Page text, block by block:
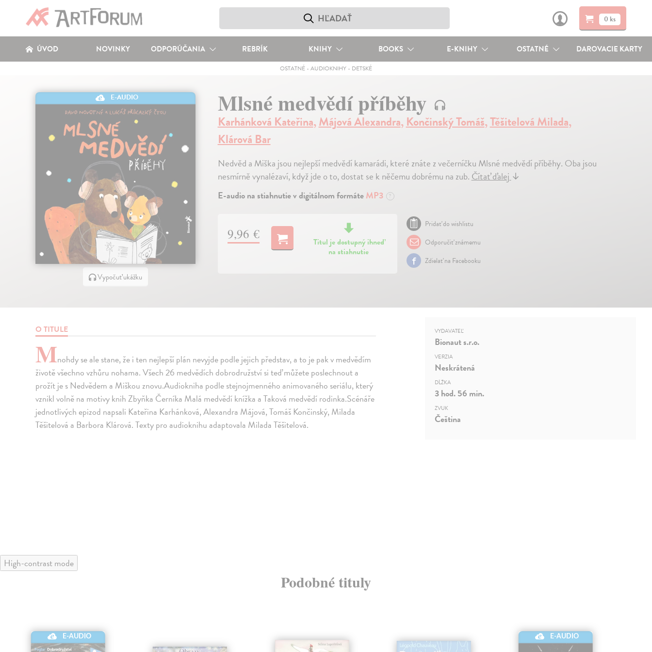
0 ks
ÚVOD NOVINKY ODPORÚČANIA REBRÍK KNIHY BOOKS E-KNIHY OSTATNÉ DAROVACIE KARTY
OSTATNÉ- AUDIOKNIHY- DETSKÉ
E-AUDIO
Vypočuť ukážku
Mlsné medvědí příběhy
Karhánková Kateřina,Májová Alexandra,Končinský Tomáš,Těšitelová Milada,
Klárová Bar
Nedvěd a Miška jsou nejlepší medvědí kamarádi, které znáte z večerníčku Mlsné medvědí příběhy. Oba jsou
nesmírně vynalézaví, když jde o to, dostat se k něčemu dobrému na zub.Čítať ďalej↓
E-audio na stiahnutie v digitálnom formáteMP3 ?
9,96 €
Titul je dostupný ihneď
na stiahnutie
Pridať do wishlistu
Odporučiť známemu
Zdielať na Facebooku
O TITULE
Mnohdy se ale stane, že i ten nejlepší plán nevyjde podle jejich představ, a to je pak v medvědím
životě všechno vzhůru nohama. Všech 26 medvědích dobrodružství si teď můžete poslechnout a
prožít je s Nedvědem a Miškou znovu.Audiokniha podle stejnojmenného animovaného seriálu, který
vznikl volně na motivy knih Zbyňka Černíka Malá medvědí knížka a Taková medvědí rodinka.Scénáře
jednotlivých epizod napsali Kateřina Karhánková, Alexandra Májová, Tomáš Končinský, Milada
Těšitelová a Barbora Klárová. Texty pro audioknihu adaptovala Milada Těšitelová.
VYDAVATEĽ
Bionaut s.r.o.
VERZIA
Neskrátená
DĹŽKA
3 hod. 56 min.
ZVUK
Čeština
High-contrast mode
Podobné tituly
E-AUDIO E-AUDIO